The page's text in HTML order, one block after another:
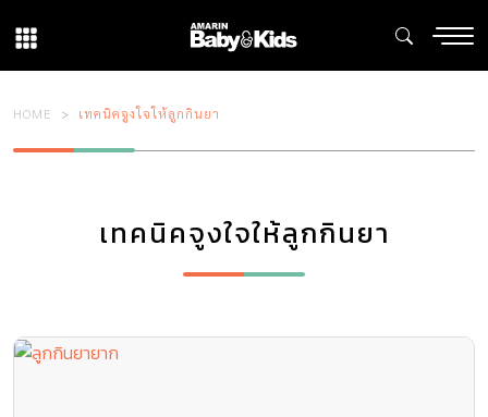
HOME เทคนิคจูงใจให้ลูกกินยา
เทคนิคจูงใจให้ลูกกินยา